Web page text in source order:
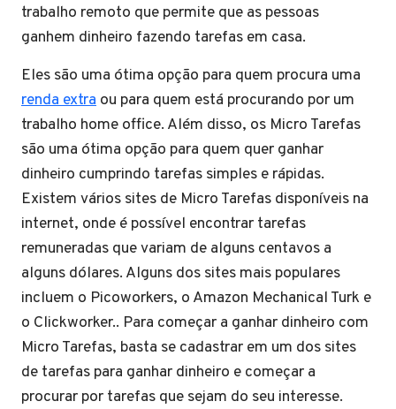
trabalho remoto que permite que as pessoas
ganhem dinheiro fazendo tarefas em casa.
Eles são uma ótima opção para quem procura uma
renda extra ou para quem está procurando por um
trabalho home office. Além disso, os Micro Tarefas
são uma ótima opção para quem quer ganhar
dinheiro cumprindo tarefas simples e rápidas.
Existem vários sites de Micro Tarefas disponíveis na
internet, onde é possível encontrar tarefas
remuneradas que variam de alguns centavos a
alguns dólares. Alguns dos sites mais populares
incluem o Picoworkers, o Amazon Mechanical Turk e
o Clickworker.. Para começar a ganhar dinheiro com
Micro Tarefas, basta se cadastrar em um dos sites
de tarefas para ganhar dinheiro e começar a
procurar por tarefas que sejam do seu interesse.